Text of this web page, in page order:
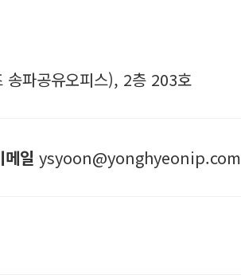
송파공유오피스), 2층 203호
메일 ysyoon@yonghyeonip.com